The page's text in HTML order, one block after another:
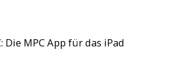
Die MPC App für das iPad